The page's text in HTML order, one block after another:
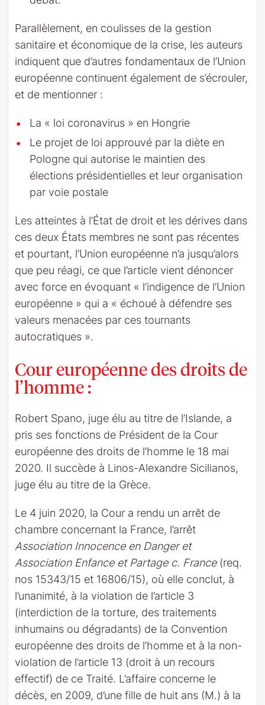
Parallèlement, en coulisses de la gestion
sanitaire et économique de la crise, les auteurs
indiquent que d’autres fondamentaux de l’Union
européenne continuent également de s’écrouler,
et de mentionner :
La « loi coronavirus » en Hongrie
Le projet de loi approuvé par la diète en
Pologne qui autorise le maintien des
élections présidentielles et leur organisation
par voie postale
Les atteintes à l’État de droit et les dérives dans
ces deux États membres ne sont pas récentes
et pourtant, l’Union européenne n’a jusqu’alors
que peu réagi, ce que l’article vient dénoncer
avec force en évoquant « l’indigence de l’Union
européenne » qui a « échoué à défendre ses
valeurs menacées par ces tournants
autocratiques ».
Cour européenne des droits de
l’homme :
Robert Spano, juge élu au titre de l’Islande, a
pris ses fonctions de Président de la Cour
européenne des droits de l’homme le 18 mai
2020. Il succède à Linos-Alexandre Sicilianos,
juge élu au titre de la Grèce.
Le 4 juin 2020, la Cour a rendu un arrêt de
chambre concernant la France, l’arrêt
Association Innocence en Danger et
Association Enfance et Partage c. France(req.
nos 15343/15 et 16806/15), où elle conclut, à
l’unanimité, à la violation de l’article 3
(interdiction de la torture, des traitements
inhumains ou dégradants) de la Convention
européenne des droits de l’homme et à la non-
violation de l’article 13 (droit à un recours
effectif) de ce Traité. L’affaire concerne le
décès, en 2009, d’une fille de huit ans (M.) à la